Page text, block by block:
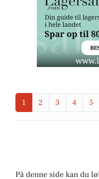
1 2 3 4 5
På denne side kan du